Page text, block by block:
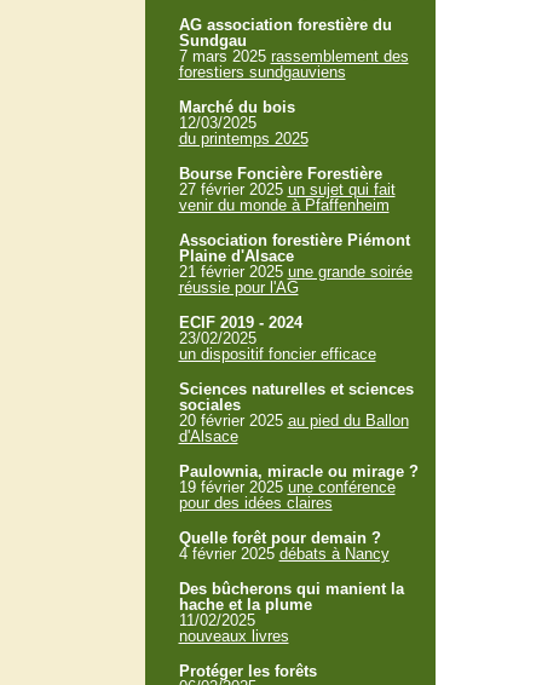
AG association forestière du
Sundgau
7 mars 2025 rassemblement des
forestiers sundgauviens
Marché du bois
12/03/2025
du printemps 2025
Bourse Foncière Forestière
27 février 2025 un sujet qui fait
venir du monde à Pfaffenheim
Association forestière Piémont
Plaine d'Alsace
21 février 2025 une grande soirée
réussie pour l'AG
ECIF 2019 - 2024
23/02/2025
un dispositif foncier efficace
Sciences naturelles et sciences
sociales
20 février 2025 au pied du Ballon
d'Alsace
Paulownia, miracle ou mirage ?
19 février 2025 une conférence
pour des idées claires
Quelle forêt pour demain ?
4 février 2025 débats à Nancy
Des bûcherons qui manient la
hache et la plume
11/02/2025
nouveaux livres
Protéger les forêts